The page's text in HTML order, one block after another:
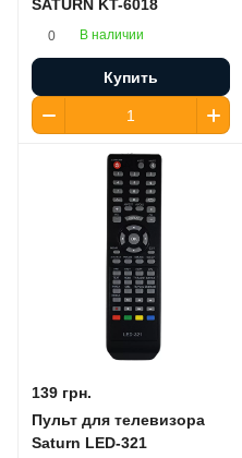
SATURN KT-6018
0 В наличии
Купить
139 грн.
Пульт для телевизора
Saturn LED-321